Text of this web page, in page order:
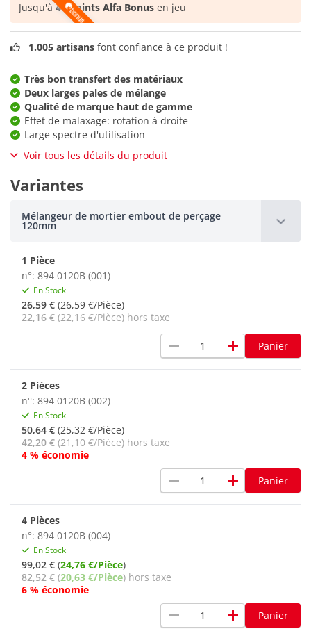
Jusqu'à49 points Alfa Bonus en jeu
1.005 artisans font confiance à ce produit !
Très bon transfert des matériaux
Deux larges pales de mélange
Qualité de marque haut de gamme
Effet de malaxage: rotation à droite
Large spectre d'utilisation
Voir tous les détails du produit
Variantes
Mélangeur de mortier embout de perçage
120mm
1 Pièce
n°: 894 0120B (001)
En Stock
26,59 € (26,59 €/Pièce)
22,16 € (22,16 €/Pièce) hors taxe
remove add Panier
2 Pièces
n°: 894 0120B (002)
En Stock
50,64 € (25,32 €/Pièce)
42,20 € (21,10 €/Pièce) hors taxe
4 % économie
remove add Panier
4 Pièces
n°: 894 0120B (004)
En Stock
99,02 € (24,76 €/Pièce)
82,52 € (20,63 €/Pièce) hors taxe
6 % économie
remove add Panier